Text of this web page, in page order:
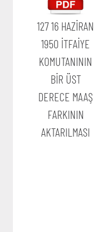
127 16 HAZİRAN
1950 İTFAİYE
KOMUTANININ
BİR ÜST
DERECE MAAŞ
FARKININ
AKTARILMASI